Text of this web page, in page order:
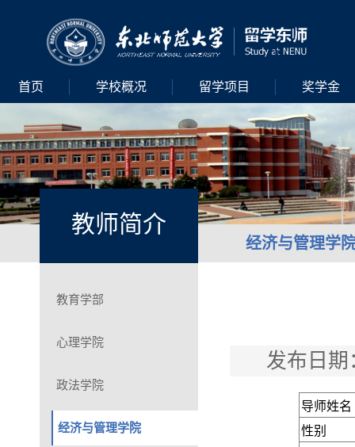
首页 学校概况 留学项目 奖学金
教师简介
经济与管理学
教育学部
心理学院
政法学院
经济与管理学院
发布日
导师姓名
性别